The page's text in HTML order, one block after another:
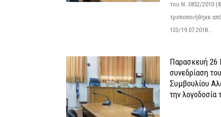
του Ν. 3852/2010
τροποποιήθηκε
133/19.07.2018...
Παρασκευή 26
συνεδρίαση
Συμβουλίου
την λογοδοσία